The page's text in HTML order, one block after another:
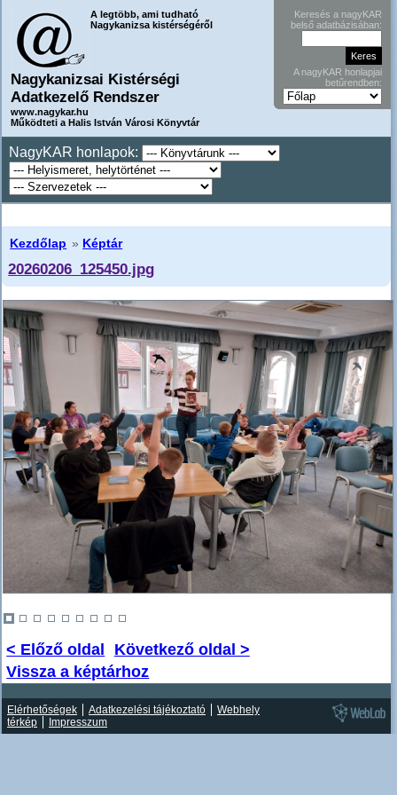
A legtöbb, ami tudható
Nagykanizsa kistérségéről
Nagykanizsai Kistérségi
Adatkezelő Rendszer
www.nagykar.hu
Működteti a Halis István Városi Könyvtár
Keresés a nagyKAR
belső adatbázisában:
A nagyKAR honlapjai
betűrendben:
NagyKAR honlapok:
Kezdőlap » Képtár
20260206_125450.jpg
< Előző oldal
Következő oldal >
Vissza a képtárhoz
Elérhetőségek Adatkezelési tájékoztató
Webhely
térkép
Impresszum